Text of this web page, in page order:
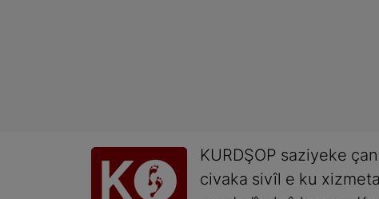
KURDŞOP saziyeke
civaka sivîl e ku